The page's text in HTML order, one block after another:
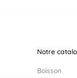
Notre
Boisson